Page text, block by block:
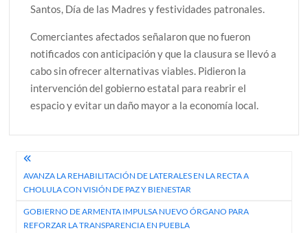
Santos, Día de las Madres y festividades patronales.
Comerciantes afectados señalaron que no fueron
notificados con anticipación y que la clausura se llevó a
cabo sin ofrecer alternativas viables. Pidieron la
intervención del gobierno estatal para reabrir el
espacio y evitar un daño mayor a la economía local.
Navegación
de
entradas
AVANZA LA REHABILITACIÓN DE LATERALES EN LA RECTA A
CHOLULA CON VISIÓN DE PAZ Y BIENESTAR
GOBIERNO DE ARMENTA IMPULSA NUEVO ÓRGANO PARA
REFORZAR LA TRANSPARENCIA EN PUEBLA